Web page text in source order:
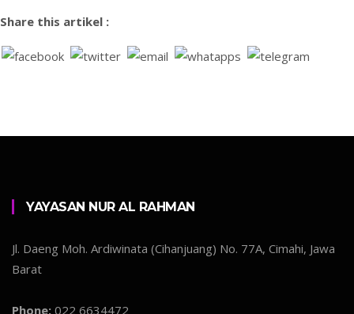
Share this artikel :
YAYASAN NUR AL RAHMAN
Jl. Daeng Moh. Ardiwinata (Cihanjuang) No. 77A, Cimahi, Jawa
Barat
Phone: 022 6634472